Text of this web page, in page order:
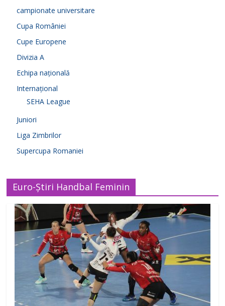
campionate universitare
Cupa României
Cupe Europene
Divizia A
Echipa națională
Internațional
SEHA League
Juniori
Liga Zimbrilor
Supercupa Romaniei
Euro-Știri Handbal Feminin